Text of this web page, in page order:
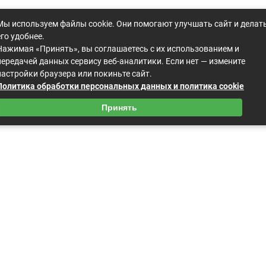
используем файлы cookie. Они помогают улучшать сайт и
удобнее.
«Принять», вы соглашаетесь с их использованием и
данных сервису веб-аналитики. Если нет — измените
браузера или покиньте сайт.
обработки персональных данных и политика cookie
Принять